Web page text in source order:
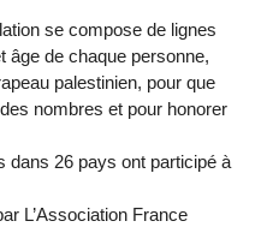
se compose de lignes
âge de chaque personne,
palestinien, pour que
nombres et pour honorer
dans 26 pays ont participé à
L’Association France